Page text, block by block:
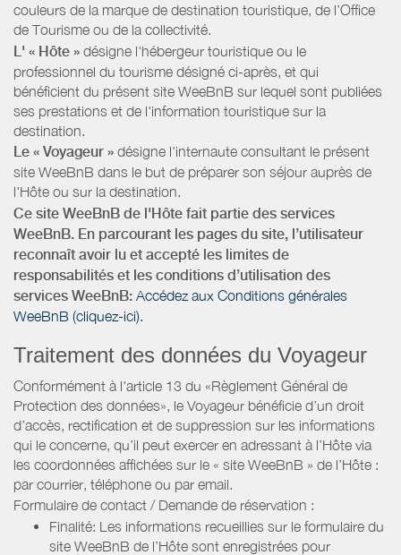
couleurs de la marque de destination touristique, de l’Office
de Tourisme ou de la collectivité.
L' « Hôte » désigne l'hébergeur touristique ou le
professionnel du tourisme désigné ci-après, et qui
bénéficient du présent site WeeBnB sur lequel sont publiées
ses prestations et de l'information touristique sur la
destination.
Le « Voyageur » désigne l'internaute consultant le présent
site WeeBnB dans le but de préparer son séjour auprès de
l'Hôte ou sur la destination.
Ce site WeeBnB de l'Hôte fait partie des services
WeeBnB. En parcourant les pages du site, l’utilisateur
reconnaît avoir lu et accepté les limites de
responsabilités et les conditions d’utilisation des
services WeeBnB: Accédez aux Conditions générales
WeeBnB (cliquez-ici).
Traitement des données du Voyageur
Conformément à l'article 13 du «Règlement Général de
Protection des données», le Voyageur bénéficie d’un droit
d’accès, rectification et de suppression sur les informations
qui le concerne, qu’il peut exercer en adressant à l’Hôte via
les coordonnées affichées sur le « site WeeBnB » de l’Hôte :
par courrier, téléphone ou par email.
Formulaire de contact / Demande de réservation :
Finalité: Les informations recueillies sur le formulaire du
site WeeBnB de l’Hôte sont enregistrées pour